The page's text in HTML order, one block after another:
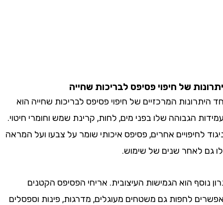
של חיפוי פסיפס לבריכות שחייה
המרכזיים של חיפוי פסיפס לבריכות שחייה הוא
הגבוהה שלו בפני מים, לחות, קרינת שמש וחומרי חיטוי.
לחיפויים אחרים, פסיפס איכותי שומר על צבעו ועל המראה
לאחר שנים של שימוש.
הוא הגמישות העיצובית. אריחי הפסיפס הקטנים
לחפות גם משטחים מעוגלים, מדרגות, פינות וספסלים